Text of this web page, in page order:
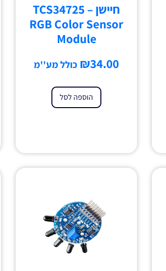
חיישן – TCS34725
RGB Color Sensor
Module
₪34.00 כולל מע''מ
הוספה לסל